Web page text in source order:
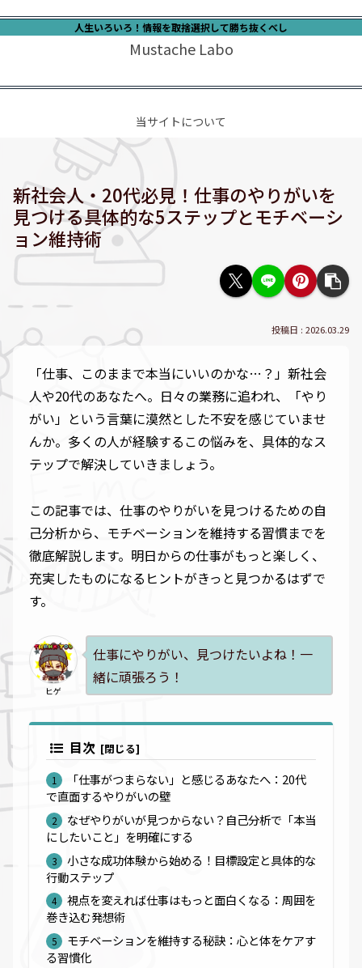
人生いろいろ！情報を取捨選択して勝ち抜くべし
Mustache Labo
当サイトについて
新社会人・20代必見！仕事のやりがいを
見つける具体的な5ステップとモチベーシ
ョン維持術
2026.03.29
「仕事、このままで本当にいいのかな…？」新社会
人や20代のあなたへ。日々の業務に追われ、「やり
がい」という言葉に漠然とした不安を感じていませ
んか。多くの人が経験するこの悩みを、具体的なス
テップで解決していきましょう。
この記事では、仕事のやりがいを見つけるための自
己分析から、モチベーションを維持する習慣までを
徹底解説します。明日からの仕事がもっと楽しく、
充実したものになるヒントがきっと見つかるはずで
す。
ヒゲ
仕事にやりがい、見つけたいよね！一
緒に頑張ろう！
目次
「仕事がつまらない」と感じるあなたへ：20代
で直面するやりがいの壁
なぜやりがいが見つからない？自己分析で「本当
にしたいこと」を明確にする
小さな成功体験から始める！目標設定と具体的な
行動ステップ
視点を変えれば仕事はもっと面白くなる：周囲を
巻き込む発想術
モチベーションを維持する秘訣：心と体をケアす
る習慣化